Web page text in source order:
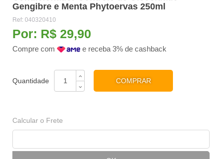
Gengibre e Menta Phytoervas 250ml
Ref: 040320410
Por: R$ 29,90
Compre com e receba 3% de cashback
COMPRAR
Calcular o Frete